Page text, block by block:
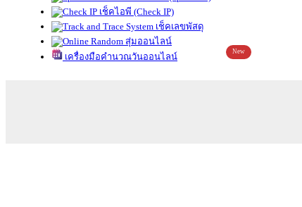
เช็คไอพี (Check IP)
เช็คเลขพัสดุ
สุ่มออนไลน์
เครื่องมือคำนวณวันออนไลน์
New